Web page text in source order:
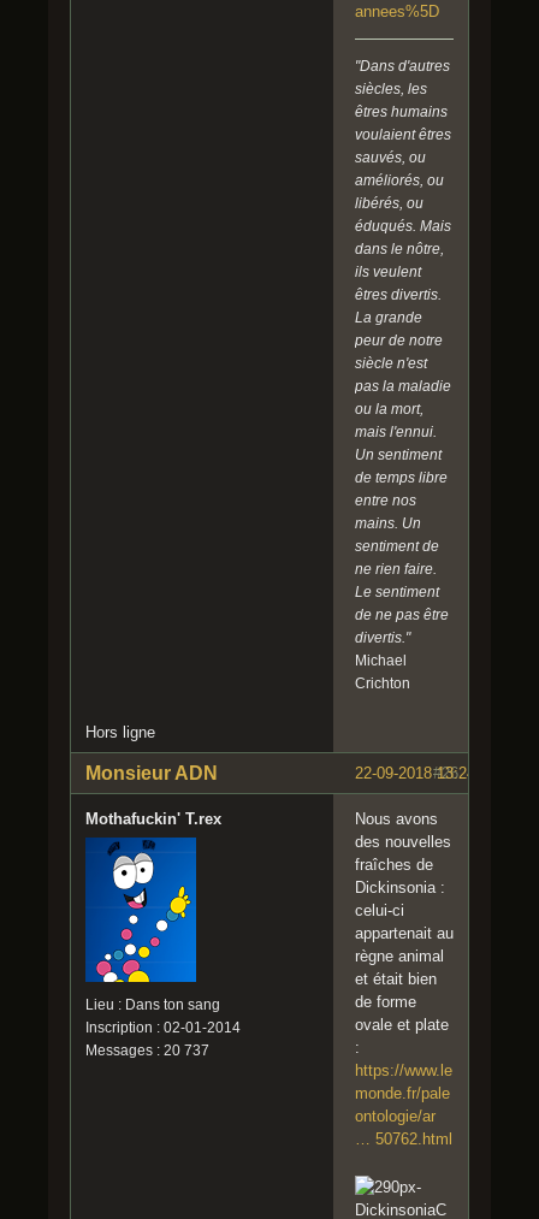
annees%5D
"Dans d'autres
siècles, les
êtres humains
voulaient êtres
sauvés, ou
améliorés, ou
libérés, ou
éduqués. Mais
dans le nôtre,
ils veulent
êtres divertis.
La grande
peur de notre
siècle n'est
pas la maladie
ou la mort,
mais l'ennui.
Un sentiment
de temps libre
entre nos
mains. Un
sentiment de
ne rien faire.
Le sentiment
de ne pas être
divertis."
Michael
Crichton
Hors ligne
#26
22-09-2018 13:24:59
Monsieur ADN
Mothafuckin' T.rex
Lieu : Dans ton sang
Inscription : 02-01-2014
Messages : 20 737
Nous avons
des nouvelles
fraîches de
Dickinsonia :
celui-ci
appartenait au
règne animal
et était bien
de forme
ovale et plate
:
https://www.le
monde.fr/pale
ontologie/ar
… 50762.html